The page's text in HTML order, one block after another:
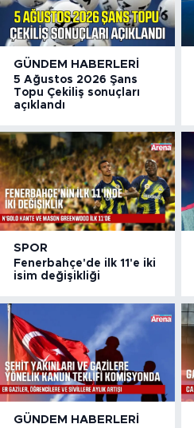
GÜNDEM HABERLERI
5 Ağustos 2026 Şans
Topu Çekiliş sonuçları
açıklandı
SPOR
Fenerbahçe'de ilk 11'e iki
isim değişikliği
GÜNDEM HABERLERI